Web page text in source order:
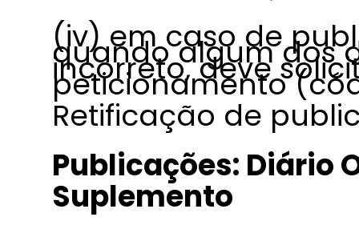
(iv) em caso de
quando algum dos
incorreto, deve
peticionamento
Retificação de
Publicações: Diário
Suplemento